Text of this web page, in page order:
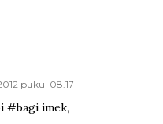
pukul 08.17
#bagi imek,